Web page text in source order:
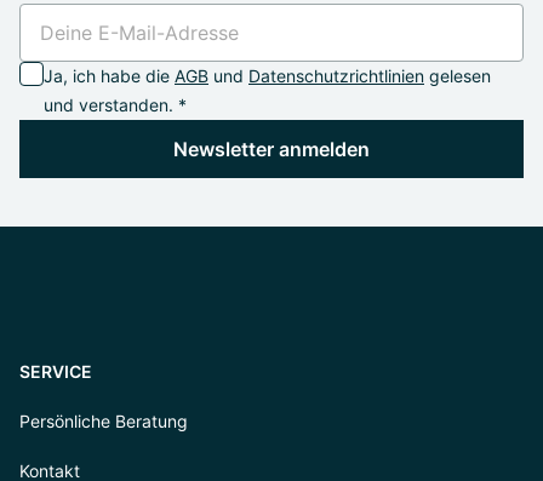
Ja, ich habe die AGB und Datenschutzrichtlinien gelesen
und verstanden. *
Newsletter anmelden
SERVICE
Persönliche Beratung
Kontakt